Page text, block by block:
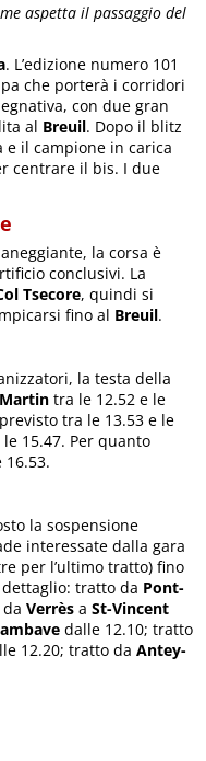
aspetta il passaggio del
. L’edizione numero 101
che porterà i corridori
con due gran
al Breuil. Dopo il blitz
e il campione in carica
centrare il bis. I due
la corsa è
conclusivi. La
Tsecore, quindi si
fino al Breuil.
la testa della
tra le 12.52 e le
tra le 13.53 e le
15.47. Per quanto
16.53.
la sospensione
interessate dalla gara
per l’ultimo tratto) fino
tratto da Pont-
daVerrès aSt-Vincent
dalle 12.10; tratto
12.20; tratto daAntey-